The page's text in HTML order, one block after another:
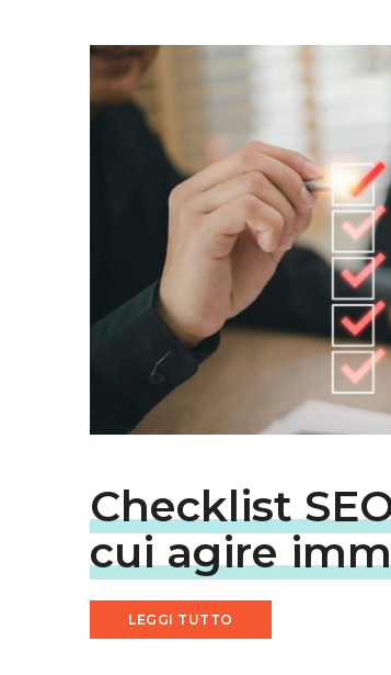
Checklist
cui agire
LEGGI TUTTO